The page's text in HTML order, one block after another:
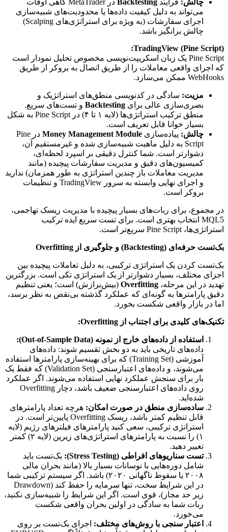
چالش: فرآیند Backtesting
در MetaTrader گاهی اوقات
می‌تواند به دلیل کیفیت داده‌ها یا محدودیت‌های شبیه‌سازی
اجرای سفارشات (به ویژه برای استراتژی‌های Scalping)
چالش برانگیز باشد.
TradingView (Pine Script):
Pine Script یک زبان اسکریپت‌نویسی مخصوص تحلیل نمودار است
که اجرای واقعی معاملات را از طریق اتصال به بروکر از طریق
WebHooks ممکن می‌سازد.
مزیت: سادگی در کدنویسی منطق‌های استراتژیک و
بصری‌سازی عالی برای Backtesting و تست‌های سریع.
منطق ترکیب استراتژی‌ها (لایه ۱ تا ۴) در Pine Script به شکل
بسیار خوانا قابل تعریف است.
چالش: پیاده‌سازی Money Management Module
در Pine
Script به دلیل ماهیت شبیه‌سازی شده و غیرمستقیم آن،
دشوارتر است. شما کنترل دقیقی بر اسپرد لحظه‌ای،
کمیسیون‌های دقیق و مدیریت سفارشات پیچیده (مانند
مدیریت معاملات باز چندین استراتژی به طور همزمان) ندارید
و اجرای نهایی وابسته به سرور TradingView و تنظیمات
بروکر است.
در مجموع، برای ربات‌های بسیار پیچیده با مدیریت ریسک تهاجمی،
MQL5 انتخاب بهتری است. برای تست سریع ایده ترکیب
استراتژی‌ها، Pine Script سریع‌تر است.
بک‌تست حرفه‌ای (Backtesting) و جلوگیری از Overfitting
بک‌تست کردن یک استراتژی ترکیبی، به دلیل تعاملات پیچیده بین
اجزای مختلف، بسیار دشوارتر از یک استراتژی تکی است. بزرگترین
تهدید در این مرحله، Overfitting (بیش‌برازش) است؛ یعنی تنظیم
دقیق پارامترها به گونه‌ای که عملکرد گذشته بی‌نقص به نظر برسد،
اما در بازار واقعی شکست بخورد.
تکنیک‌های کلیدی برای اجتناب از Overfitting:
استفاده از داده‌های خارج از نمونه (Out-of-Sample Data):
داده‌های تاریخی باید به دو بخش تقسیم شوند: داده‌های
آموزشی (Training Set) که برای بهینه‌سازی پارامترها استفاده
می‌شوند، و داده‌های اعتبارسنجی (Validation Set) که فقط یک
بار برای سنجش عملکرد نهایی استفاده می‌شوند. اگر عملکرد
روی داده‌های اعتبارسنجی ضعیف باشد، دچار Overfitting
شده‌اید.
ساده‌سازی منطق در صورت امکان: هرچه تعداد پارامترهای
قابل تنظیم کمتر باشد، ریسک Overfitting پایین‌تر است. در
استراتژی ترکیبی، سعی کنید پارامترهای فیلترهای رژیم (لایه
۱) را نسبت به پارامترهای استراتژی‌های زیرین (لایه ۲) کمتر
تغییر دهید.
تست سناریوهای افراطی (Stress Testing):
بک‌تست باید
شامل دوره‌هایی با نوسانات بسیار بالا (مانند بحران مالی
۲۰۰۸ یا سقوط ناگهانی ۲۰۲۰) باشد. اگر سیستم ترکیبی شما
در این شرایط سخت، تنها سرمایه را حفظ کند (Drawdown
زیر حد مجاز)، قوی است. اگر این شرایط را شبیه‌سازی نکنید،
ربات شما به سادگی در اولین بحران واقعی شکست
می‌خورد.
اعتبار سنجی با روش‌های مختلف: اجرای بک‌تست بر روی